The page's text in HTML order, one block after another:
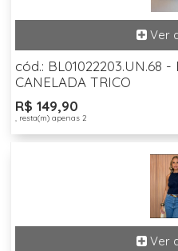
cód.: BL01022203.UN.68 -
CANELADA TRICO
R$ 149,90
, resta(m) apenas 2